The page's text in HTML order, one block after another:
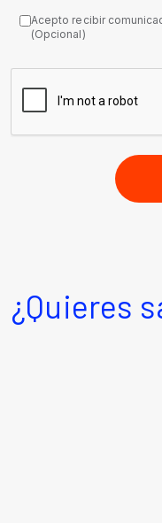
Acepto recibir
(Opcional)
¿Quieres